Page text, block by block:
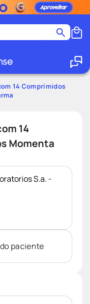
14 Comprimidos
14
Momenta
S.a. -
paciente